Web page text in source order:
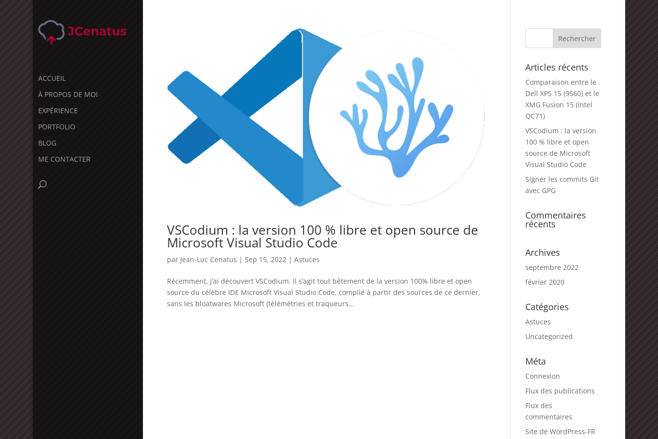
ACCUEIL
À PROPOS DE MOI
EXPÉRIENCE
PORTFOLIO
BLOG
ME CONTACTER
VSCodium : la version 100 % libre et open source de
Microsoft Visual Studio Code
par Jean-Luc Cenatus | Sep 15, 2022 |Astuces
Récemment, j’ai découvert VSCodium. Il s’agit tout bêtement de la version 100% libre et open
source du célèbre IDE Microsoft Visual Studio Code, compilé à partir des sources de ce dernier,
sans les bloatwares Microsoft (télémétries et traqueurs...
Articles récents
Comparaison entre le
Dell XPS 15 (9560) et le
XMG Fusion 15 (Intel
QC71)
VSCodium : la version
100 % libre et open
source de Microsoft
Visual Studio Code
Signer les commits Git
avec GPG
Commentaires
récents
Archives
septembre 2022
février 2020
Catégories
Astuces
Uncategorized
Méta
Connexion
Flux des publications
Flux des
commentaires
Site de WordPress-FR